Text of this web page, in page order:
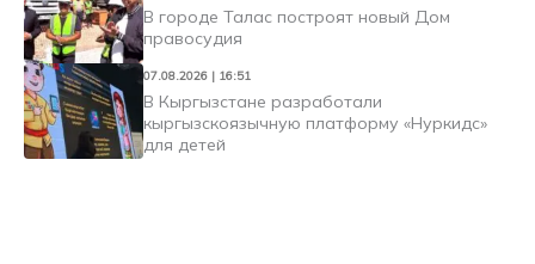
В городе Талас построят новый Дом
правосудия
07.08.2026 | 16:51
В Кыргызстане разработали
кыргызскоязычную платформу «Нуркидс»
для детей